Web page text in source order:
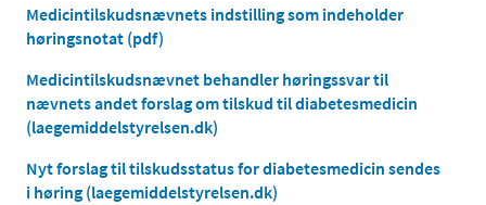
Medicintilskudsnævnets indstilling som indeholder
høringsnotat (pdf)
Medicintilskudsnævnet behandler høringssvar til
nævnets andet forslag om tilskud til diabetesmedicin
(laegemiddelstyrelsen.dk)
Nyt forslag til tilskudsstatus for diabetesmedicin sendes
i høring (laegemiddelstyrelsen.dk)